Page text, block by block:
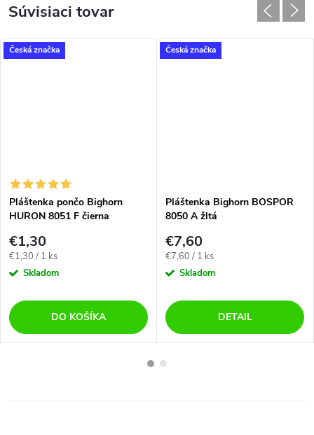
Súvisiaci tovar
Česká značka
Pláštenka pončo Bighorn
HURON 8051 F čierna
€1,30
Jednotková
cena:
€1,30 / 1 ks
Skladom
DO KOŠÍKA
Česká značka
Pláštenka Bighorn BOSPOR
8050 A žltá
€7,60
Jednotková
cena:
€7,60 / 1 ks
Skladom
DETAIL